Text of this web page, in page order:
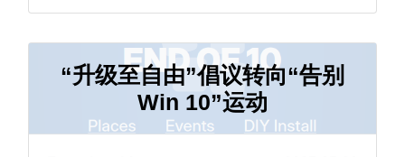
到 125 件新品（主要为 T恤）呈现 Leap、
Tumbleweed、Slo...
“升级至自由”倡议转向“告别
Win 10”运动